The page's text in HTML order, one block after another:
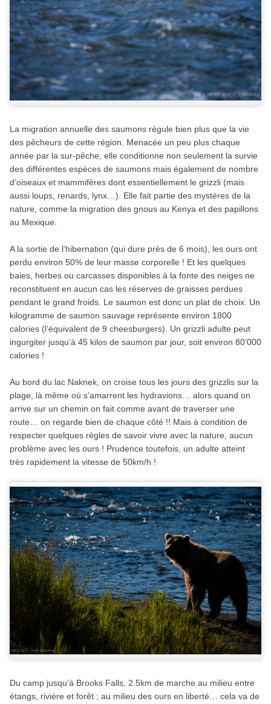
La migration annuelle des saumons régule bien plus que la vie
des pêcheurs de cette région. Menacée un peu plus chaque
année par la sur-pêche, elle conditionne non seulement la survie
des différentes espèces de saumons mais également de nombre
d’oiseaux et mammifères dont essentiellement le grizzli (mais
aussi loups, renards, lynx…). Elle fait partie des mystères de la
nature, comme la migration des gnous au Kenya et des papillons
au Mexique.
A la sortie de l’hibernation (qui dure près de 6 mois), les ours ont
perdu environ 50% de leur masse corporelle ! Et les quelques
baies, herbes ou carcasses disponibles à la fonte des neiges ne
reconstituent en aucun cas les réserves de graisses perdues
pendant le grand froids. Le saumon est donc un plat de choix. Un
kilogramme de saumon sauvage représente environ 1800
calories (l’équivalent de 9 cheesburgers). Un grizzli adulte peut
ingurgiter jusqu’à 45 kilos de saumon par jour, soit environ 80’000
calories !
Au bord du lac Naknek, on croise tous les jours des grizzlis sur la
plage, là même où s’amarrent les hydravions… alors quand on
arrive sur un chemin on fait comme avant de traverser une
route… on regarde bien de chaque côté !! Mais à condition de
respecter quelques règles de savoir vivre avec la nature, aucun
problème avec les ours ! Prudence toutefois, un adulte atteint
très rapidement la vitesse de 50km/h !
Du camp jusqu’à Brooks Falls, 2.5km de marche au milieu entre
étangs, rivière et forêt ; au milieu des ours en liberté… cela va de